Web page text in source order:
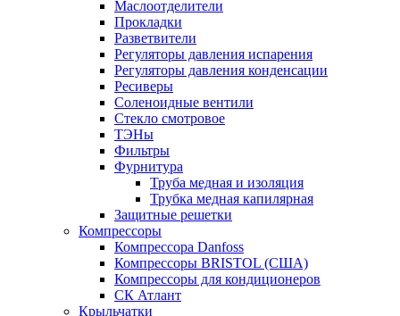
Маслоотделители
Прокладки
Разветвители
Регуляторы давления испарения
Регуляторы давления конденсации
Ресиверы
Соленоидные вентили
Стекло смотровое
ТЭНы
Фильтры
Фурнитура
Труба медная и изоляция
Трубка медная капилярная
Защитные решетки
Компрессоры
Компрессора Danfoss
Компрессоры BRISTOL (США)
Компрессоры для кондиционеров
СК Атлант
Крыльчатки